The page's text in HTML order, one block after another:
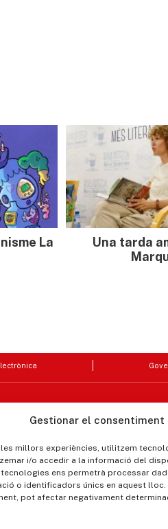
Gestionar el consentiment
millors experiències, utilitzem
i/o accedir a la informació del
ens permetrà processar
o identificadors únics en aquest
pot afectar negativament
La
Una tarda